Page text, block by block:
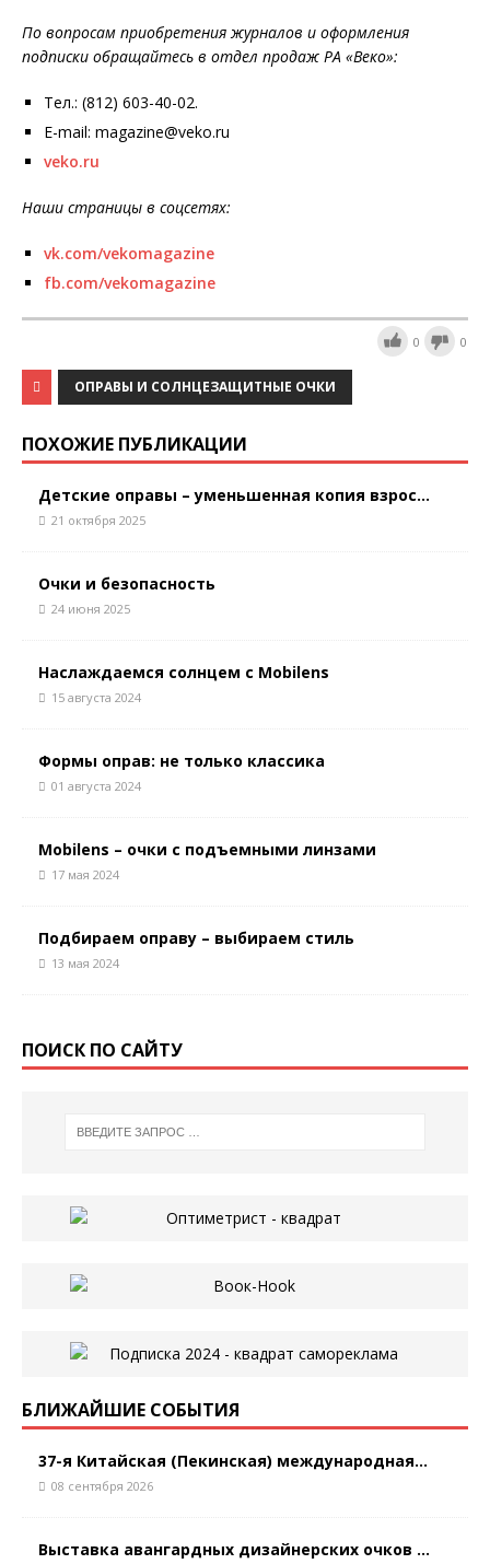
По вопросам приобретения журналов и оформления
подписки обращайтесь в отдел продаж РА «Веко»:
Тел.: (812) 603-40-02.
E-mail: magazine@veko.ru
veko.ru
Наши страницы в соцсетях:
vk.com/vekomagazine
fb.com/vekomagazine
0 0
ОПРАВЫ И СОЛНЦЕЗАЩИТНЫЕ ОЧКИ
ПОХОЖИЕ ПУБЛИКАЦИИ
Детские оправы – уменьшенная копия взрос...
21 октября 2025
Очки и безопасность
24 июня 2025
Наслаждаемся солнцем с Mobilens
15 августа 2024
Формы оправ: не только классика
01 августа 2024
Mobilens – очки с подъемными линзами
17 мая 2024
Подбираем оправу – выбираем стиль
13 мая 2024
ПОИСК ПО САЙТУ
БЛИЖАЙШИЕ СОБЫТИЯ
37-я Китайская (Пекинская) международная...
08 сентября 2026
Выставка авангардных дизайнерских очков ...